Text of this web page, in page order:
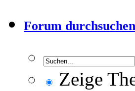
Forum durchsuchen
Zeige